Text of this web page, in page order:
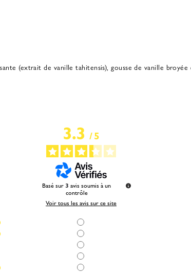
(extrait de vanille tahitensis), gousse de vanille broyée
3.3/5
Basé sur3 avis soumis à un
contrôle
Voir tous les avis sur ce site